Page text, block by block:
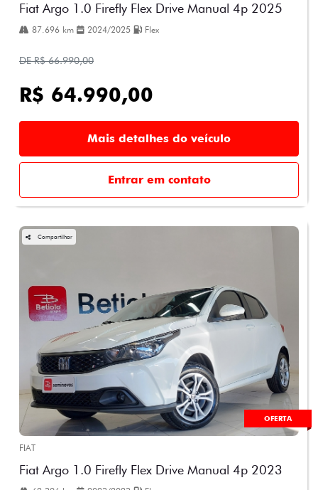
Fiat Argo 1.0 Firefly Flex Drive Manual 4p 2025
87.696 km 2024/2025 Flex
DE R$ 66.990,00
R$ 64.990,00
Mais detalhes do veículo
Entrar em contato
OFERTA
Compartilhar
FIAT
Fiat Argo 1.0 Firefly Flex Drive Manual 4p 2023